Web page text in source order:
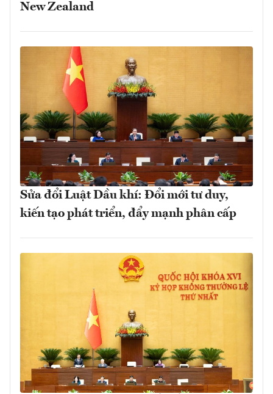
New Zealand
Sửa đổi Luật Dầu khí: Đổi mới tư duy,
kiến tạo phát triển, đẩy mạnh phân cấp